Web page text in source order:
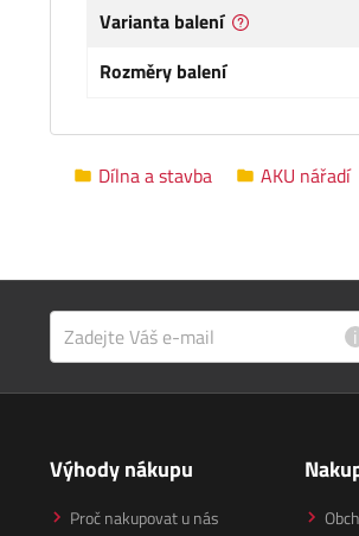
Varianta balení
Rozměry balení
Dílna a stavba AKU nářadí
i
Výhody nákupu
Proč nakupovat u nás